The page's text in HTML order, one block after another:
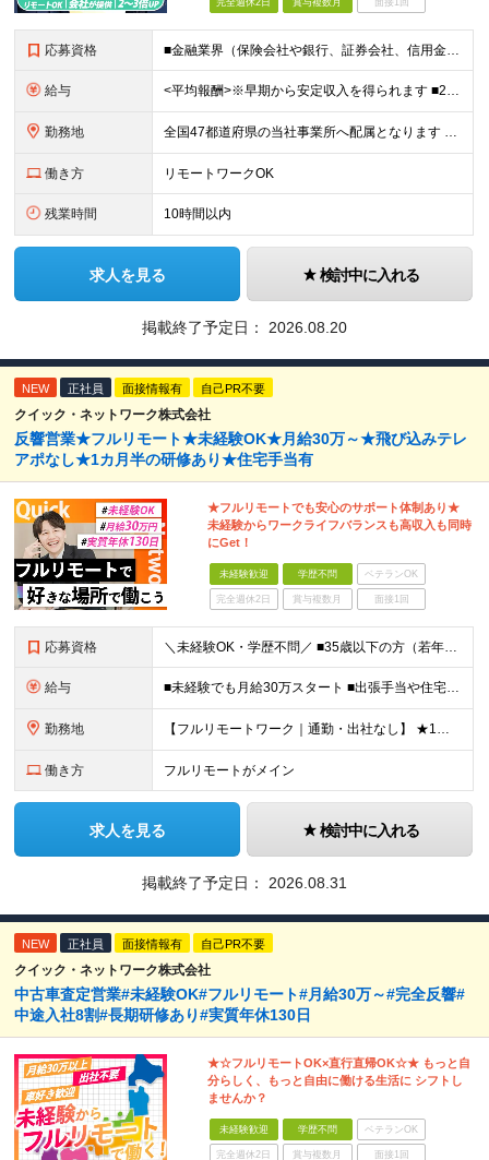
完全週休2日 賞与複数月 面接1回
応募資格 ■金融業界（保険会社や銀行、証券会社、信用金庫など）の営業経験をお持ちの方 ■学歴不問 ※第二新卒の方も歓迎します ※直販の保険営業職経験者も多数活躍中。 お客さまへのご提案に集中できる仕組みにより
給与 <平均報酬>※早期から安定収入を得られます ■2年目～：888万円 ■3年目～：960万円 ■4年目～：1028万円 ★成果連動型報酬（営業成績に応じて支給/45時間分固定残業代含む/超過分は別途支
勤務地 全国47都道府県の当社事業所へ配属となります ※居住地や希望の勤務先を考慮します ※リモートワークOK／転勤なし ＜本社＞ 東京都台東区浅草橋1-1-8 FP浅草橋ビル (変更の範囲)上記を除く当
働き方 リモートワークOK
残業時間 10時間以内
求人を見る 検討中に入れる
掲載終了予定日： 2026.08.20
NEW 正社員 面接情報有 自己PR不要
クイック・ネットワーク株式会社
反響営業★フルリモート★未経験OK★月給30万～★飛び込みテレ
アポなし★1カ月半の研修あり★住宅手当有
★フルリモートでも安心のサポート体制あり★
未経験からワークライフバランスも高収入も同時
にGet！
未経験歓迎 学歴不問 ベテランOK
完全週休2日 賞与複数月 面接1回
応募資格 ＼未経験OK・学歴不問／ ■35歳以下の方（若年層の長期キャリア形成のため） ■第二新卒OK ■普通自動車免許（AT）をお持ちの方 ▼▽こんな方はぜひご応募ください！▽▼ 「車の運転が好き！」 「地
給与 ■未経験でも月給30万スタート ■出張手当や住宅手当あり 【東京都・神奈川県】 月給35万円～60万円＋インセンティブ＋賞与＋諸手当 上記月給は、月42時間分の固定残業代（月8万3900円以上）を含
勤務地 【フルリモートワーク｜通勤・出社なし】 ★1人1台社用車貸与 ★転勤なし ★直帰直行OK 【本社】 兵庫県神戸市中央区明石町44 神戸御幸ビル4F ★☆積極採用中☆★ ◆北海道・東北：札幌／福島／
働き方 フルリモートがメイン
求人を見る 検討中に入れる
掲載終了予定日： 2026.08.31
NEW 正社員 面接情報有 自己PR不要
クイック・ネットワーク株式会社
中古車査定営業#未経験OK#フルリモート#月給30万～#完全反響#
中途入社8割#長期研修あり#実質年休130日
★☆フルリモートOK×直行直帰OK☆★ もっと自
分らしく、もっと自由に働ける生活に シフトし
ませんか？
未経験歓迎 学歴不問 ベテランOK
完全週休2日 賞与複数月 面接1回